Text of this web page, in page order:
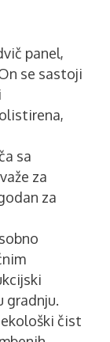
panel,
se sastoji
sa
za
za
gradnju.
ekološki čist